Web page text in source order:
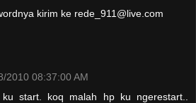
kirim ke rede_911@live.com
2010 08:37:00 AM
start. koq malah hp ku ngerestart..